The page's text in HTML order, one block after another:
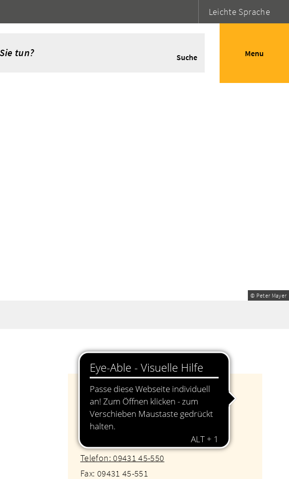
Leichte Sprache
Suche Menu
© Peter Mayer
Veranstalter
Tourismusbüro
Kirchengasse 1
92421 Schwandorf
Telefon: 09431 45-550
Fax: 09431 45-551